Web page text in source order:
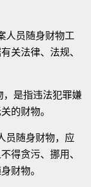
员随身财物工
关法律、法规、
是指违法犯罪嫌
的财物。
随身财物，应
得贪污、挪用、
财物。